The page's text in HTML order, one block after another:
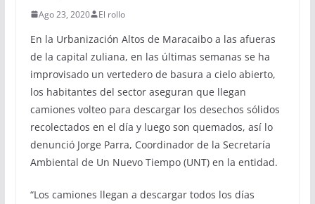
Ago 23, 2020 El rollo
En la Urbanización Altos de Maracaibo a las afueras
de la capital zuliana, en las últimas semanas se ha
improvisado un vertedero de basura a cielo abierto,
los habitantes del sector aseguran que llegan
camiones volteo para descargar los desechos sólidos
recolectados en el día y luego son quemados, así lo
denunció Jorge Parra, Coordinador de la Secretaría
Ambiental de Un Nuevo Tiempo (UNT) en la entidad.
“Los camiones llegan a descargar todos los días